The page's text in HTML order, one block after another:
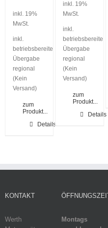
inkl. 19%
MwSt.
inkl.
betriebsbereite
Übergabe
regional
(Kein
Versand)
zum
Produkt...
Details
inkl. 19%
MwSt.
inkl.
betriebsbereite
Übergabe
regional
(Kein
Versand)
zum
Produkt...
Details
KONTAKT
Werth
Montags